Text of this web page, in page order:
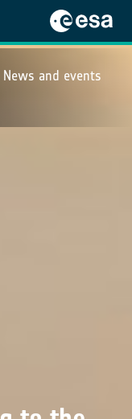
News and events